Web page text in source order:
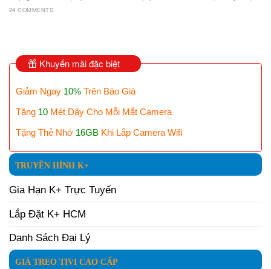
24 COMMENTS
Khuyến mãi đặc biệt
Giảm Ngay 10% Trên Báo Giá
Tặng 10 Mét Dây Cho Mỗi Mắt Camera
Tặng Thẻ Nhớ 16GB Khi Lắp Camera Wifi
TRUYỀN HÌNH K+
Gia Hạn K+ Trực Tuyến
Lắp Đặt K+ HCM
Danh Sách Đại Lý
GIÁ TREO TIVI CAO CẤP